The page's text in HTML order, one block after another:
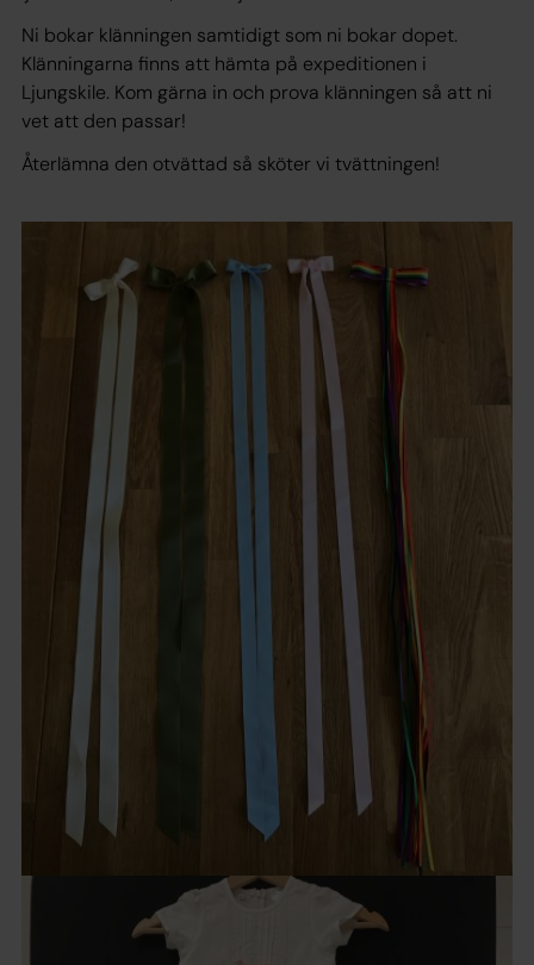
Ni bokar klänningen samtidigt som ni bokar dopet.
Klänningarna finns att hämta på expeditionen i
Ljungskile. Kom gärna in och prova klänningen så att ni
vet att den passar!
Återlämna den otvättad så sköter vi tvättningen!